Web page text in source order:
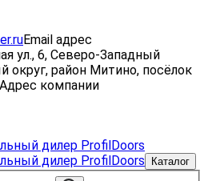
Email адрес
ул., 6, Северо-Западный
округ, район Митино, посёлок
Адрес компании
Каталог